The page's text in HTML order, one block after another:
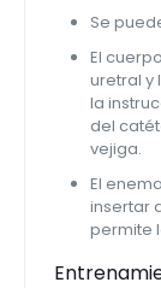
Se
El
uretral y
la
del
vejiga.
El
insertar
permite